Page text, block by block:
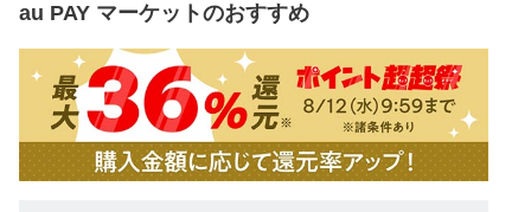
au PAY マーケットのおすすめ